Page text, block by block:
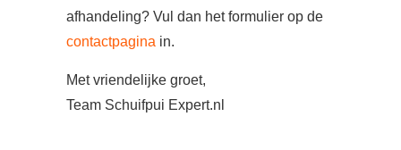
afhandeling? Vul dan het formulier op de
contactpagina in.
Met vriendelijke groet,
Team Schuifpui Expert.nl